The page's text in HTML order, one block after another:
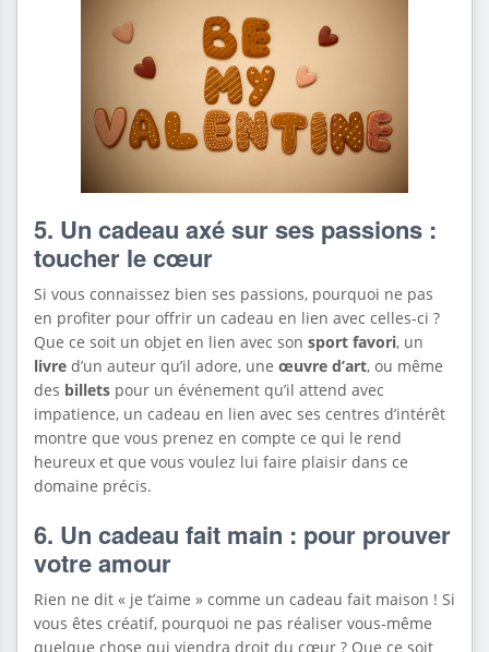
5. Un cadeau axé sur ses passions :
toucher le cœur
Si vous connaissez bien ses passions, pourquoi ne pas
en profiter pour offrir un cadeau en lien avec celles-ci ?
Que ce soit un objet en lien avec son sport favori, un
livre d’un auteur qu’il adore, une œuvre d’art, ou même
des billets pour un événement qu’il attend avec
impatience, un cadeau en lien avec ses centres d’intérêt
montre que vous prenez en compte ce qui le rend
heureux et que vous voulez lui faire plaisir dans ce
domaine précis.
6. Un cadeau fait main : pour prouver
votre amour
Rien ne dit « je t’aime » comme un cadeau fait maison ! Si
vous êtes créatif, pourquoi ne pas réaliser vous-même
quelque chose qui viendra droit du cœur ? Que ce soit